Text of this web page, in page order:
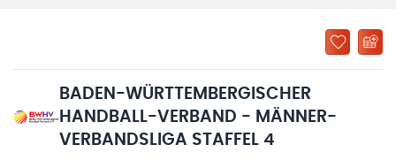
BADEN-WÜRTTEMBERGISCHER
HANDBALL-VERBAND - MÄNNER-
VERBANDSLIGA STAFFEL 4